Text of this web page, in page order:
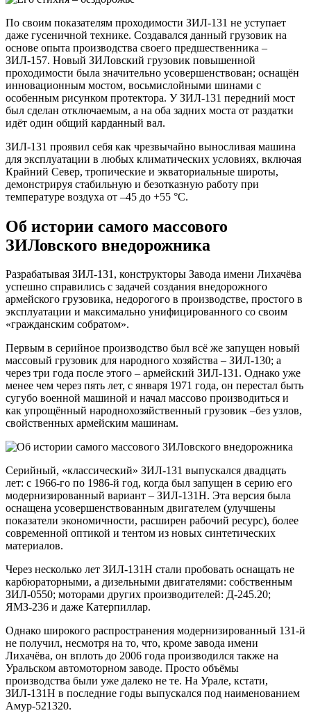
По своим показателям проходимости ЗИЛ-131 не уступает
даже гусеничной технике. Создавался данный грузовик на
основе опыта производства своего предшественника –
ЗИЛ-157. Новый ЗИЛовский грузовик повышенной
проходимости была значительно усовершенствован; оснащён
инновационным мостом, восьмислойными шинами с
особенным рисунком протектора. У ЗИЛ-131 передний мост
был сделан отключаемым, а на оба задних моста от раздатки
идёт один общий карданный вал.
ЗИЛ-131 проявил себя как чрезвычайно выносливая машина
для эксплуатации в любых климатических условиях, включая
Крайний Север, тропические и экваториальные широты,
демонстрируя стабильную и безотказную работу при
температуре воздуха от –45 до +55 °С.
Об истории самого массового
ЗИЛовского внедорожника
Разрабатывая ЗИЛ-131, конструкторы Завода имени Лихачёва
успешно справились с задачей создания внедорожного
армейского грузовика, недорогого в производстве, простого в
эксплуатации и максимально унифицированного со своим
«гражданским собратом».
Первым в серийное производство был всё же запущен новый
массовый грузовик для народного хозяйства – ЗИЛ-130; а
через три года после этого – армейский ЗИЛ-131. Однако уже
менее чем через пять лет, с января 1971 года, он перестал быть
сугубо военной машиной и начал массово производиться и
как упрощённый народнохозяйственный грузовик –без узлов,
свойственных армейским машинам.
Серийный, «классический» ЗИЛ-131 выпускался двадцать
лет: с 1966-го по 1986-й год, когда был запущен в серию его
модернизированный вариант – ЗИЛ-131Н. Эта версия была
оснащена усовершенствованным двигателем (улучшены
показатели экономичности, расширен рабочий ресурс), более
современной оптикой и тентом из новых синтетических
материалов.
Через несколько лет ЗИЛ-131Н стали пробовать оснащать не
карбюраторными, а дизельными двигателями: собственным
ЗИЛ-0550; моторами других производителей: Д-245.20;
ЯМЗ-236 и даже Катерпиллар.
Однако широкого распространения модернизированный 131-й
не получил, несмотря на то, что, кроме завода имени
Лихачёва, он вплоть до 2006 года производился также на
Уральском автомоторном заводе. Просто объёмы
производства были уже далеко не те. На Урале, кстати,
ЗИЛ-131Н в последние годы выпускался под наименованием
Амур-521320.